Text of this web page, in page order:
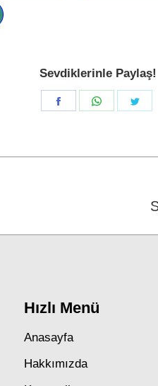
Sevdiklerinle Paylaş!
Share
Share
Hızlı Menü
Anasayfa
Hakkımızda